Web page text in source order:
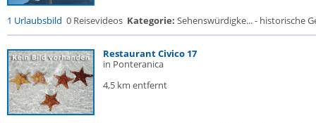
1 Urlaubsbild 0 Reisevideos Kategorie: Sehenswürdigke... - historische
Restaurant Civico 17
in Ponteranica
4,5 km entfernt